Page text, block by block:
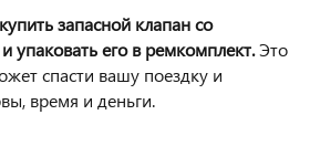
запасной клапан со
упаковать его в ремкомплект.Это
спасти вашу поездку и
время и деньги.